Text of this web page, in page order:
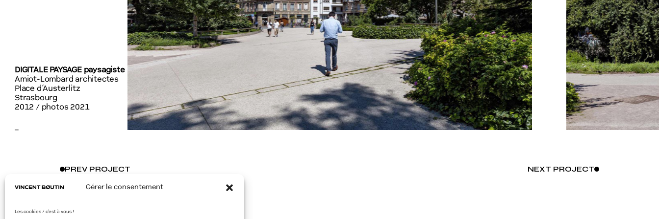
Gérer le consentement
Les cookies / c'est à vous !
DIGITALE PAYSAGE paysagiste
Amiot-Lombard architectes
Place d’Austerlitz
Strasbourg
2012 / photos 2021
–
PREV PROJECT NEXT PROJECT